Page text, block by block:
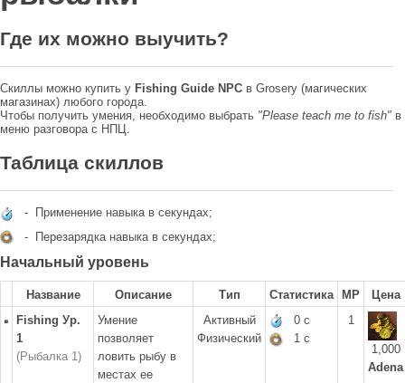
Где их можно выучить?
Скиллы можно купить у Fishing Guide NPC в Grosery (магических
магазинах) любого города.
Чтобы получить умения, необходимо выбрать "Please teach me to fish" в
меню разговора с НПЦ.
Таблица скиллов
- Применение навыка в секундах;
- Перезарядка навыка в секундах;
Начальный уровень
Название Описание Тип Статистика MP
Цена
Fishing Ур.
1
(Рыбалка 1)
Умение
позволяет
ловить рыбу в
местах ее
Активный
Физический
0 с
1 с
1
1,000
Adena